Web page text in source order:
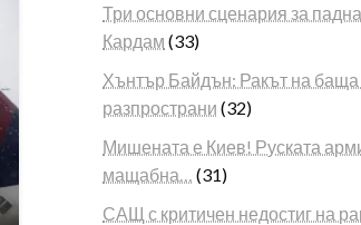
Три основни сценария за
Кардам (33)
Хънтър Байдън: Ракът на баща
разпространи (32)
Мишената е Киев! Руската
мащабна…
(31)
САЩ с критичен недостиг на